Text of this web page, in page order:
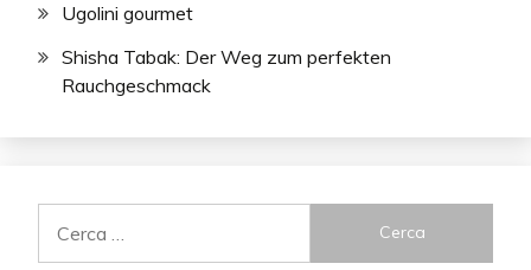
Ugolini gourmet
Shisha Tabak: Der Weg zum perfekten
Rauchgeschmack
per: